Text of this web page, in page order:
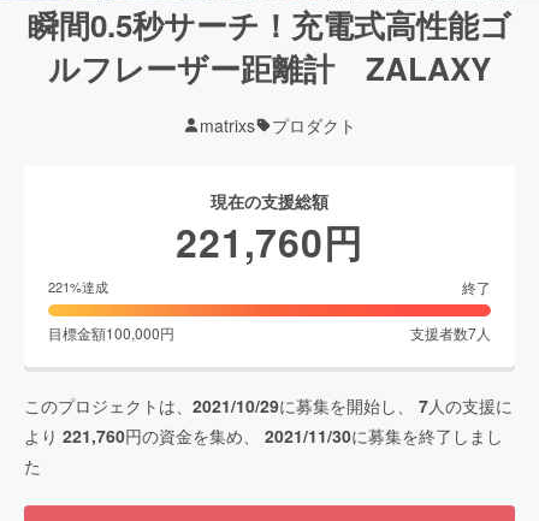
瞬間0.5秒サーチ！充電式高性能ゴ
ルフレーザー距離計 ZALAXY
matrixs プロダクト
現在の支援総額
221,760円
221%達成 終了
目標金額100,000円 支援者数7人
このプロジェクトは、 2021/10/29に募集を開始し、 7人の支援に
より 221,760円の資金を集め、 2021/11/30に募集を終了しまし
た